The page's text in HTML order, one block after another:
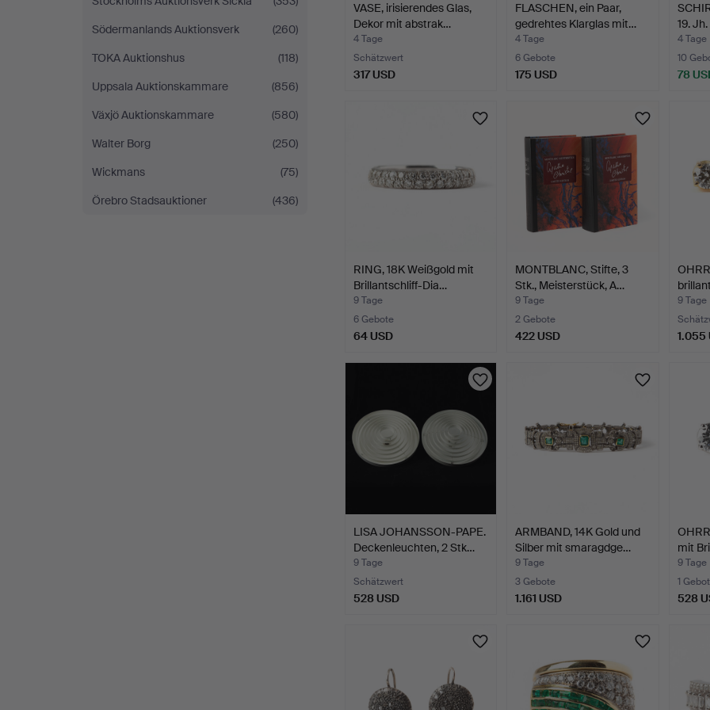
Södermanlands Auktionsverk
(260)
TOKA Auktionshus
(118)
Uppsala Auktionskammare
(856)
Växjö Auktionskammare
(580)
Walter Borg
(250)
Wickmans
(75)
Örebro Stadsauktioner
(436)
VASE, irisierendes Glas,
Dekor mit abstrak…
4 Tage
Schätzwert
317 USD
FLASCHEN, ein Paar,
gedrehtes Klarglas mit…
4 Tage
6 Gebote
175 USD
19. Jh.
4 Tage
10
78
RING, 18K Weißgold mit
Brillantschliff-Dia…
9 Tage
6 Gebote
64 USD
MONTBLANC, Stifte, 3
Stk., Meisterstück, A…
9 Tage
2 Gebote
422 USD
9 Tage
1.055
LISA JOHANSSON-PAPE.
Deckenleuchten, 2 Stk…
9 Tage
Schätzwert
528 USD
ARMBAND, 14K Gold und
Silber mit smaragdge…
9 Tage
3 Gebote
1.161 USD
mit
9 Tage
1 Gebot
528